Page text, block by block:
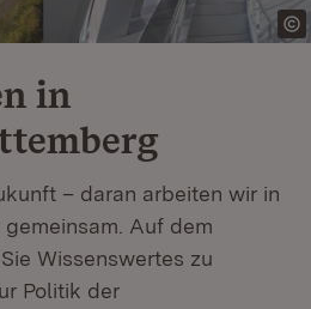
in
– daran arbeiten wir in
Auf dem
Wissenswertes zu
Politik der